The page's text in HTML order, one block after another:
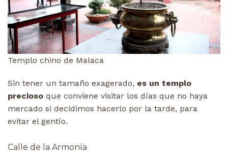
Templo chino de Malaca
Sin tener un tamaño exagerado, es un templo
precioso que conviene visitar los días que no haya
mercado si decidimos hacerlo por la tarde, para
evitar el gentío.
Calle de la Armonía